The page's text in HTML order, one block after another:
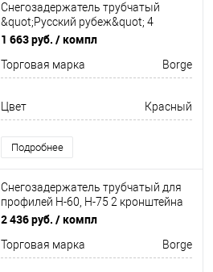
Снегозадержатель трубчатый
&quot;Русский рубеж&quot; 4
кронштейна Оцинков+порошковый
1 663 руб. / компл
Торговая марка Borge
Цвет Красный
Подробнее
Снегозадержатель трубчатый для
профилей Н-60, Н-75 2 кронштейна
Оцинкован 1500мм Borge
2 436 руб. / компл
Торговая марка Borge